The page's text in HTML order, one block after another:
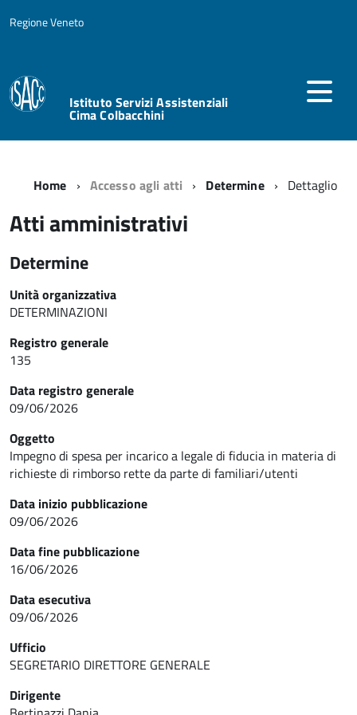
Regione Veneto
Istituto Servizi Assistenziali
Cima Colbacchini
Home Accesso agli atti Determine Dettaglio
Atti amministrativi
Determine
Unità organizzativa
DETERMINAZIONI
Registro generale
135
Data registro generale
09/06/2026
Oggetto
Impegno di spesa per incarico a legale di fiducia in materia di
richieste di rimborso rette da parte di familiari/utenti
Data inizio pubblicazione
09/06/2026
Data fine pubblicazione
16/06/2026
Data esecutiva
09/06/2026
Ufficio
SEGRETARIO DIRETTORE GENERALE
Dirigente